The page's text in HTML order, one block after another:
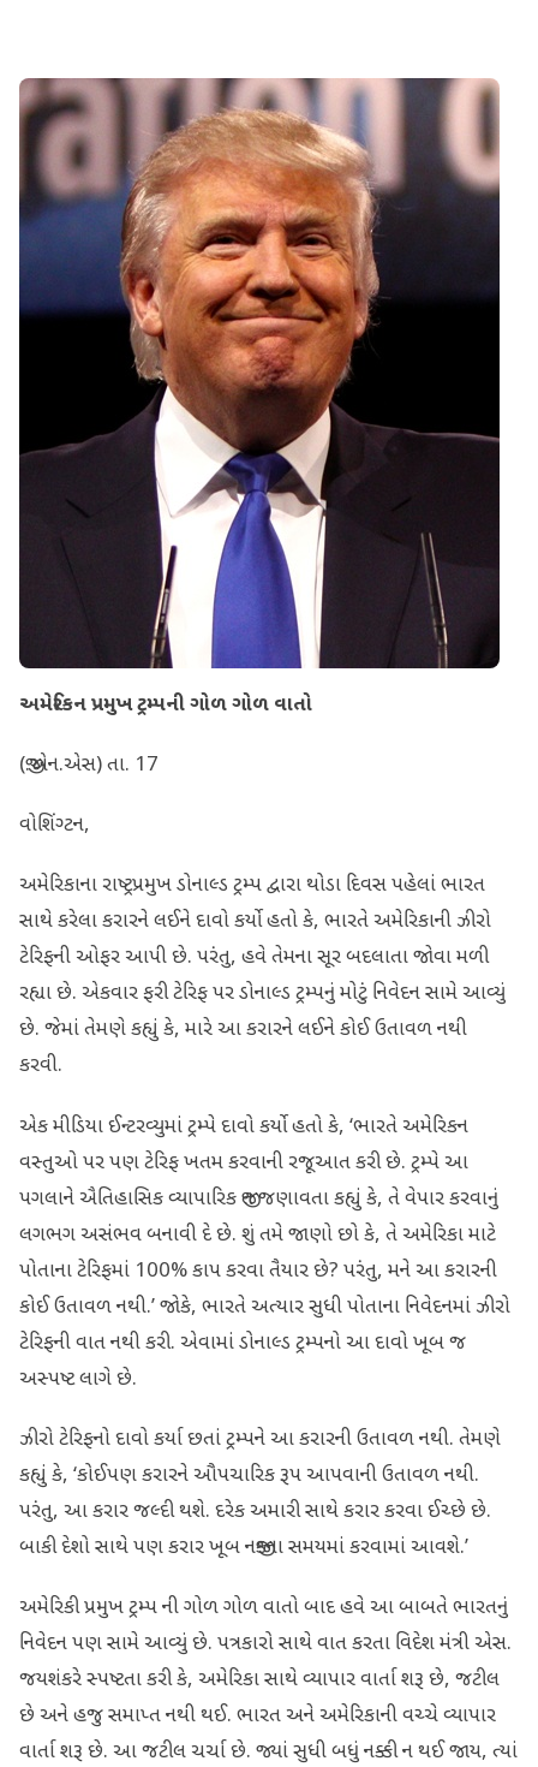
અમેરિકન પ્રમુખ ટ્રમ્પની ગોળ ગોળ વાતો
(જી.એન.એસ) તા. 17
વોશિંગ્ટન,
અમેરિકાના રાષ્ટ્રપ્રમુખ ડોનાલ્ડ ટ્રમ્પ દ્વારા થોડા દિવસ પહેલાં ભારત
સાથે કરેલા કરારને લઈને દાવો કર્યો હતો કે, ભારતે અમેરિકાની ઝીરો
ટેરિફની ઓફર આપી છે. પરંતુ, હવે તેમના સૂર બદલાતા જોવા મળી
રહ્યા છે. એકવાર ફરી ટેરિફ પર ડોનાલ્ડ ટ્રમ્પનું મોટું નિવેદન સામે આવ્યું
છે. જેમાં તેમણે કહ્યું કે, મારે આ કરારને લઈને કોઈ ઉતાવળ નથી
કરવી.
એક મીડિયા ઈન્ટરવ્યુમાં ટ્રમ્પે દાવો કર્યો હતો કે, ‘ભારતે અમેરિકન
વસ્તુઓ પર પણ ટેરિફ ખતમ કરવાની રજૂઆત કરી છે. ટ્રમ્પે આ
પગલાને ઐતિહાસિક વ્યાપારિક જીત જણાવતા કહ્યું કે, તે વેપાર કરવાનું
લગભગ અસંભવ બનાવી દે છે. શું તમે જાણો છો કે, તે અમેરિકા માટે
પોતાના ટેરિફમાં 100% કાપ કરવા તૈયાર છે? પરંતુ, મને આ કરારની
કોઈ ઉતાવળ નથી.’ જોકે, ભારતે અત્યાર સુધી પોતાના નિવેદનમાં ઝીરો
ટેરિફની વાત નથી કરી. એવામાં ડોનાલ્ડ ટ્રમ્પનો આ દાવો ખૂબ જ
અસ્પષ્ટ લાગે છે.
ઝીરો ટેરિફનો દાવો કર્યા છતાં ટ્રમ્પને આ કરારની ઉતાવળ નથી. તેમણે
કહ્યું કે, ‘કોઈપણ કરારને ઔપચારિક રૂપ આપવાની ઉતાવળ નથી.
પરંતુ, આ કરાર જલ્દી થશે. દરેક અમારી સાથે કરાર કરવા ઈચ્છે છે.
બાકી દેશો સાથે પણ કરાર ખૂબ નજીકના સમયમાં કરવામાં આવશે.’
અમેરિકી પ્રમુખ ટ્રમ્પ ની ગોળ ગોળ વાતો બાદ હવે આ બાબતે ભારતનું
નિવેદન પણ સામે આવ્યું છે. પત્રકારો સાથે વાત કરતા વિદેશ મંત્રી એસ.
જયશંકરે સ્પષ્ટતા કરી કે, અમેરિકા સાથે વ્યાપાર વાર્તા શરૂ છે, જટીલ
છે અને હજુ સમાપ્ત નથી થઈ. ભારત અને અમેરિકાની વચ્ચે વ્યાપાર
વાર્તા શરૂ છે. આ જટીલ ચર્ચા છે. જ્યાં સુધી બધું નક્કી ન થઈ જાય, ત્યાં